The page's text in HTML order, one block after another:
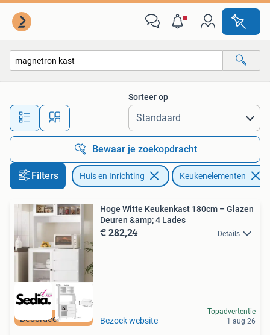
Alle afstanden…
Sorteer op
Bewaar je zoekopdracht
Filters Huis en Inrichting Keukenelementen
Hoge Witte Keukenkast 180cm – Glazen
Deuren &amp; 4 Lades
€ 282,24 Details
Bezoek website
Topadvertentie
1 aug 26